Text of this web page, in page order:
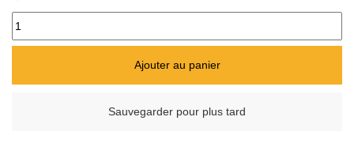
Ajouter au panier
Sauvegarder pour plus tard